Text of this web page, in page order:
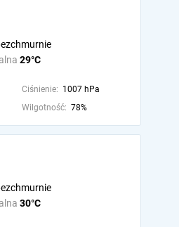
29°C
Ciśnienie: 1007 hPa
Wilgotność: 78%
30°C